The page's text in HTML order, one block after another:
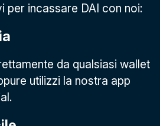
per incassare DAI con noi:
da qualsiasi wallet
utilizzi la nostra app